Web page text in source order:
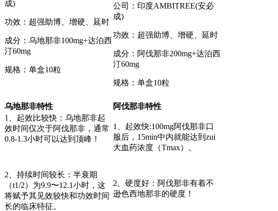
成)
功效：超强助博、增硬、延时
成分：乌地那非100mg+达泊西
汀60mg
规格：单盒10粒
公司：印度AMBITREE(安必
成)
功效：超强助博、增硬、延时
成分：阿伐那非200mg+达泊西
汀60mg
规格：单盒10粒
乌地那非特性
阿伐那非特性
1、起效比较快：乌地那非起
效时间仅次于阿伐那非，通常
0.8-1.3小时可以达到顶峰！
2、持续时间较长：半衰期
（t1/2）为9.9〜12.1小时，这
将赋予其见效较快和功效时间
长的临床特征。
1、起效快:100mg阿伐那非口
服后，15min中内就能达到zui
大血药浓度（Tmax）。
2、硬度好：阿伐那非有着不
逊色西地那非的硬度！